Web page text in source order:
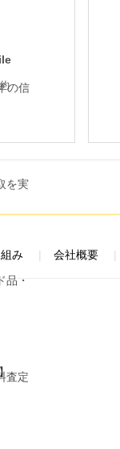
み 会社概要